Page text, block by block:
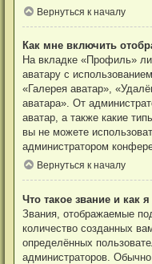
Вернуться к началу
Как мне включить
На вкладке «Профиль»
аватару с
«Галерея аватар»,
аватара». От
аватар, а также какие
вы не можете
администратором
Вернуться к началу
Что такое звание и как
Звания, отображаемые
количество созданных
определённых
администраторов.